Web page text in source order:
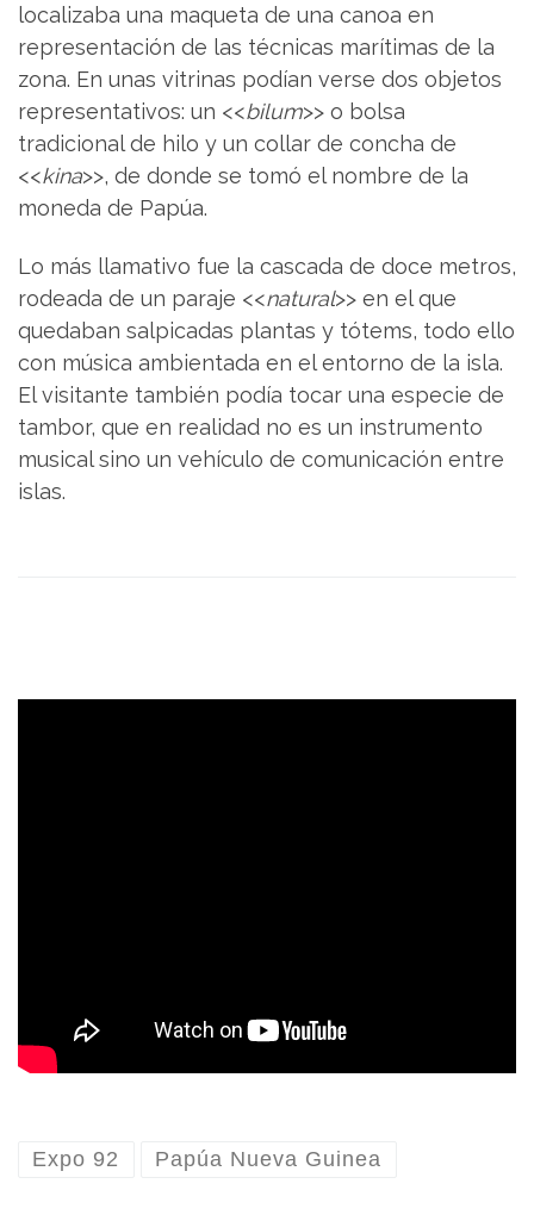
localizaba una maqueta de una canoa en
representación de las técnicas marítimas de la
zona. En unas vitrinas podían verse dos objetos
representativos: un <<bilum>> o bolsa
tradicional de hilo y un collar de concha de
<<kina>>, de donde se tomó el nombre de la
moneda de Papúa.
Lo más llamativo fue la cascada de doce metros,
rodeada de un paraje <<natural>> en el que
quedaban salpicadas plantas y tótems, todo ello
con música ambientada en el entorno de la isla.
El visitante también podía tocar una especie de
tambor, que en realidad no es un instrumento
musical sino un vehículo de comunicación entre
islas.
Expo 92 Papúa Nueva Guinea